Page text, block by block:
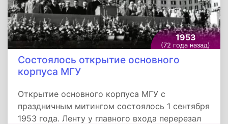
1953
(72 года назад)
Состоялось открытие основного
корпуса МГУ
Открытие основного корпуса МГУ с
праздничным митингом состоялось 1 сентября
1953 года. Ленту у главного входа перерезал